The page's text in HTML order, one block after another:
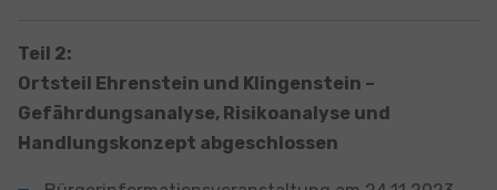
Teil 2:
Ortsteil Ehrenstein und Klingenstein –
Gefährdungsanalyse, Risikoanalyse und
Handlungskonzept abgeschlossen